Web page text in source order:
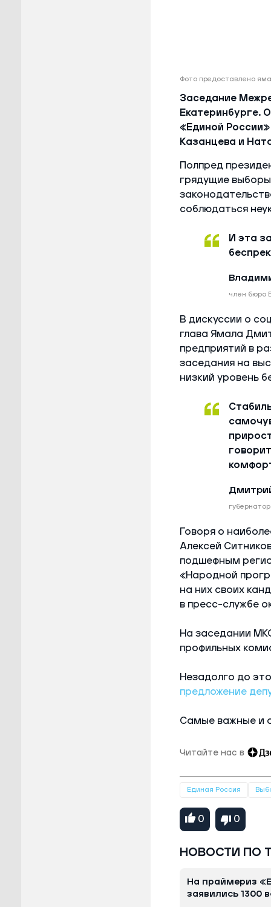
Фото предоставлено
Заседание
Екатеринбурге.
«Единой
Казанцева и
Полпред
грядущие
соблюдаться
И эта
член бюро
В дискуссии о
глава Ямала
предприятий в
заседания на
низкий уровень
Говоря о
Алексей
подшефным
«Народной
на них своих
в пресс-службе
На заседании
профильных
Незадолго до
предложение
Самые важные и
Читайте нас в
Единая Россия
0 0
НОВОСТИ ПО
На праймериз
заявились 1300